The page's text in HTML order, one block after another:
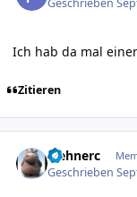
Geschrieben
Ich hab da mal
Zitieren
wehnerc
Geschrieben